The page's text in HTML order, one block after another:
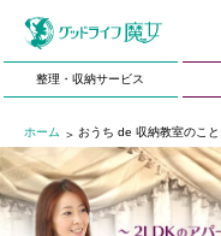
整理・収納サービス
ホーム おうち de 収納教室のこと